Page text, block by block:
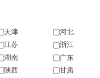
天津
河北
江苏
浙江
湖南
广东
陕西
甘肃